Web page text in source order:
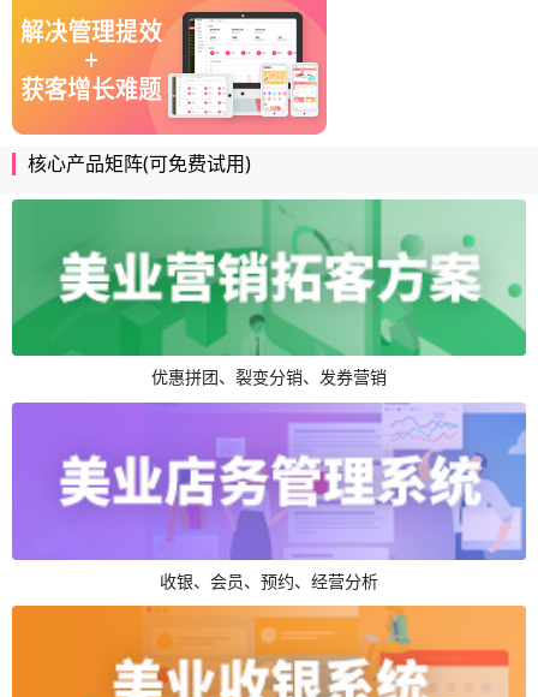
核心产品矩阵(可免费试用)
优惠拼团、裂变分销、发券营销
收银、会员、预约、经营分析